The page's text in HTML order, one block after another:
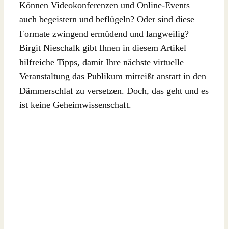
Können Videokonferenzen und Online-Events
auch begeistern und beflügeln? Oder sind diese
Formate zwingend ermüdend und langweilig?
Birgit Nieschalk gibt Ihnen in diesem Artikel
hilfreiche Tipps, damit Ihre nächste virtuelle
Veranstaltung das Publikum mitreißt anstatt in den
Dämmerschlaf zu versetzen. Doch, das geht und es
ist keine Geheimwissenschaft.